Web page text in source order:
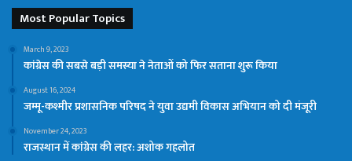
Most Popular Topics
March 9, 2023
कांग्रेस की सबसे बड़ी समस्या ने नेताओं को फिर सताना शुरू किया
August 16, 2024
जम्मू-कश्मीर प्रशासनिक परिषद ने युवा उद्यमी विकास अभियान को दी मंजूरी
November 24, 2023
राजस्थान में कांग्रेस की लहर: अशोक गहलोत